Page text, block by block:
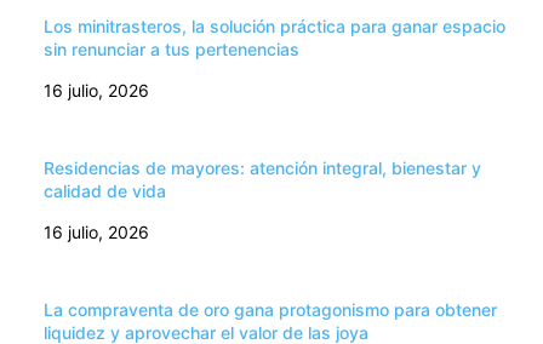
Los minitrasteros, la solución práctica para ganar espacio
sin renunciar a tus pertenencias
16 julio, 2026
Residencias de mayores: atención integral, bienestar y
calidad de vida
16 julio, 2026
La compraventa de oro gana protagonismo para obtener
liquidez y aprovechar el valor de las joya